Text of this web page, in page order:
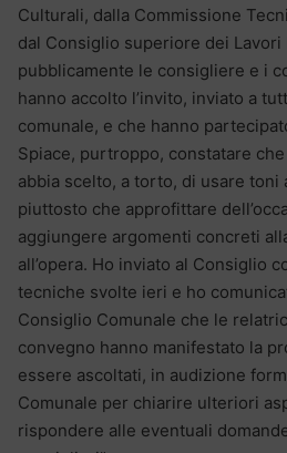
Culturali, dalla Commissione
dal Consiglio superiore dei Lavori
pubblicamente le consigliere e i
hanno accolto l’invito, inviato a
comunale, e che hanno
Spiace, purtroppo, constatare
abbia scelto, a torto, di usare toni
piuttosto che approfittare
aggiungere argomenti concreti
all’opera. Ho inviato al Consiglio
tecniche svolte ieri e ho
Consiglio Comunale che le
convegno hanno manifestato la
essere ascoltati, in audizione
Comunale per chiarire ulteriori
rispondere alle eventuali